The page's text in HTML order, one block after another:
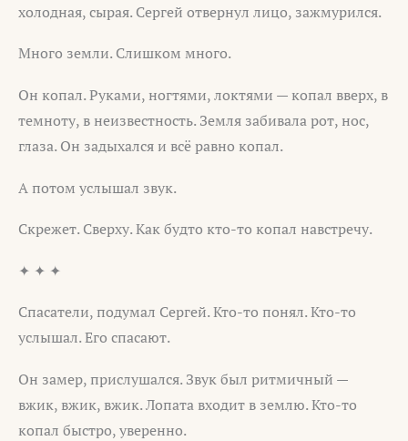
холодная, сырая. Сергей отвернул лицо, зажмурился.
Много земли. Слишком много.
Он копал. Руками, ногтями, локтями — копал вверх, в
темноту, в неизвестность. Земля забивала рот, нос,
глаза. Он задыхался и всё равно копал.
А потом услышал звук.
Скрежет. Сверху. Как будто кто-то копал навстречу.
✦ ✦ ✦
Спасатели, подумал Сергей. Кто-то понял. Кто-то
услышал. Его спасают.
Он замер, прислушался. Звук был ритмичный —
вжик, вжик, вжик. Лопата входит в землю. Кто-то
копал быстро, уверенно.